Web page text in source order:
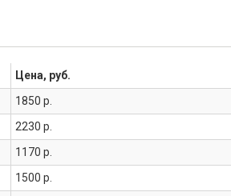
Цена, руб.
1850 р.
2230 р.
1170 р.
1500 р.